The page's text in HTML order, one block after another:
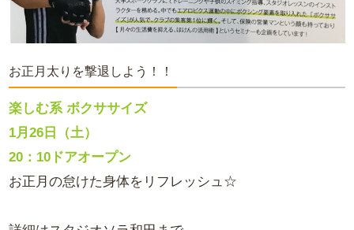
お正月太りを撃退しよう！！
楽しむ系 ボクササイズ
1月26日（土）
20：10ドアオープン
お正月の怠けた身体をリフレッシュ☆